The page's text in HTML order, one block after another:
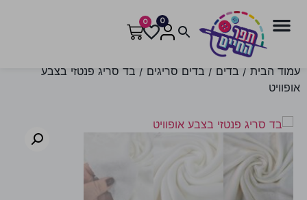
0
0
עמוד הבית / בדים / בדים סריגים / בד סריג פנטזי בצבע
אופוויט